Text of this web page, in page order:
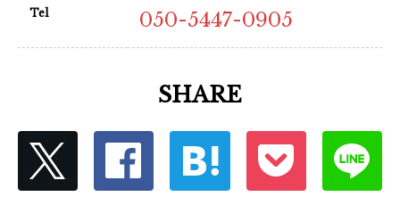
Tel 050-5447-0905
SHARE